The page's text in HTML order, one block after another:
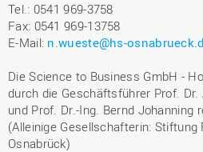
Tel.: 0541 969-3758
Fax: 0541 969-13758
E-Mail: n.wueste@hs-
Die Science to Business GmbH -
durch die Geschäftsführer Prof. Dr.
und Prof. Dr.-Ing. Bernd Johanning
(Alleinige Gesellschafterin: Stiftung
Osnabrück)